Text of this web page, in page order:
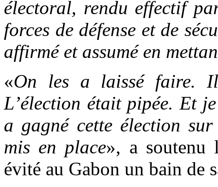
électoral, rendu effectif
forces de défense et de
affirmé et assumé en
«On les a laissé faire.
L’élection était pipée. Et
a gagné cette élection
mis en place», a soutenu
évité au Gabon un bain de